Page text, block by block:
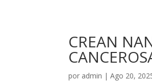
CREAN
por admin |Ago 20,